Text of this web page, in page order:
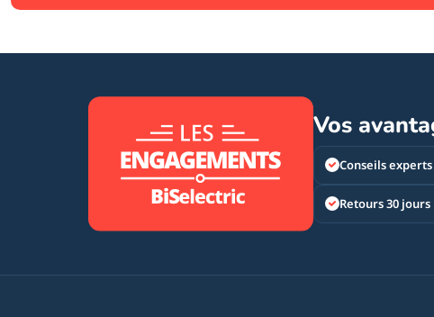
Vos
Conseils
Retours 30 jours